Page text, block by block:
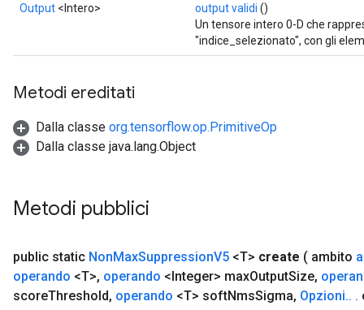
Output <Intero> output validi ()
Un tensore intero 0-D che
"indice_selezionato", con gli
Metodi ereditati
Dalla classe org.tensorflow.op.PrimitiveOp
Dalla classe java.lang.Object
Metodi pubblici
public static NonMaxSuppressionV5 <T> create ( ambito
operando <T>, operando <Integer> maxOutputSize,
scoreThreshold, operando <T> softNmsSigma, Opzioni.. .